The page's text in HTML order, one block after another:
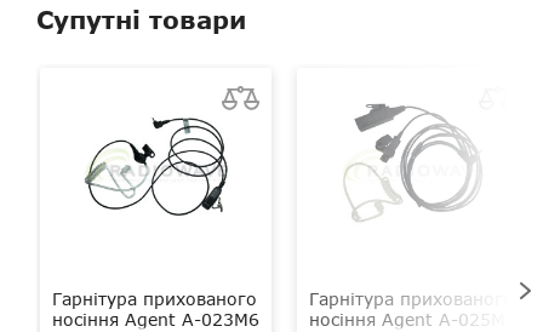
Супутні товари
Гарнітура прихованого
носіння Agent A-023M6
Гарнітура прихованого
носіння Agent A-025M6